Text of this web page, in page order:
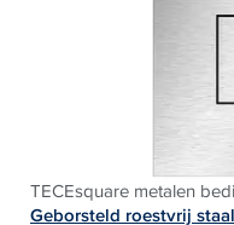
TECEsquare metalen
Geborsteld roestvrij staal